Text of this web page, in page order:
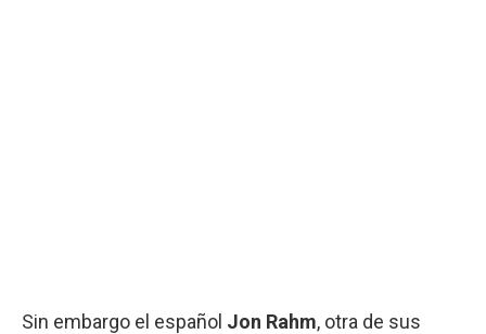
Sin embargo el español Jon Rahm, otra de sus